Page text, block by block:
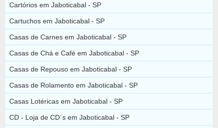
Cartórios em Jaboticabal - SP
Cartuchos em Jaboticabal - SP
Casas de Carnes em Jaboticabal - SP
Casas de Chá e Café em Jaboticabal - SP
Casas de Repouso em Jaboticabal - SP
Casas de Rolamento em Jaboticabal - SP
Casas Lotéricas em Jaboticabal - SP
CD - Loja de CD´s em Jaboticabal - SP